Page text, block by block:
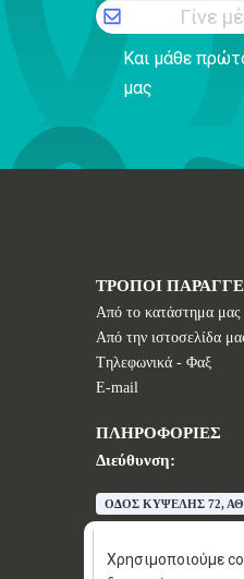
Γίνε
Και μάθε
μας
ΤΡΟΠΟΙ
Από το κατάστημα μας
Από την ιστοσελίδα
Tηλεφωνικά - Φαξ
E-mail
ΠΛΗΡΟΦΟΡΙΕΣ
Διεύθυνση:
ΟΔΟΣ ΚΥΨΕΛΗΣ 72,
Τηλέφωνο: +30 210
Χρησιμοποιούμε